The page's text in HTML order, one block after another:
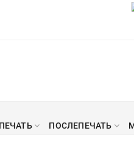
ПЕЧАТЬ ПОСЛЕПЕЧАТЬ